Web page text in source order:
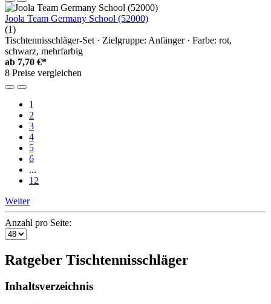
Joola Team Germany School (52000)
(1)
Tischtennisschläger-Set · Zielgruppe: Anfänger · Farbe: rot,
schwarz, mehrfarbig
ab 7,70 €*
8 Preise vergleichen
1
2
3
4
5
6
...
12
Weiter
Anzahl pro Seite:
Ratgeber Tischtennisschläger
Inhaltsverzeichnis